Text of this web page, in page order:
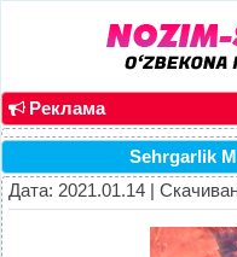
Реклама
Sehrgarlik
Дата: 2021.01.14 |